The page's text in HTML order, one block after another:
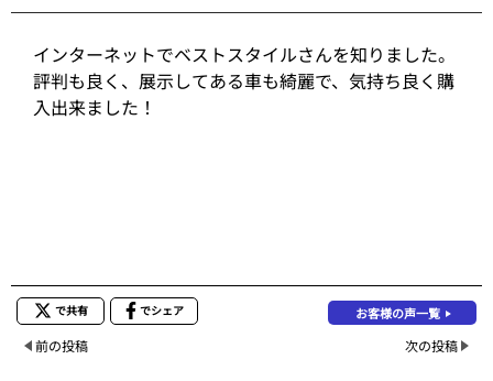
インターネットでベストスタイルさんを知りました。
評判も良く、展示してある車も綺麗で、気持ち良く購
入出来ました！
で共有 でシェア お客様の声一覧
前の投稿 次の投稿